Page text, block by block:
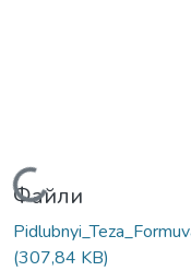
Вантажиться...
Файли
(307,84 KB)